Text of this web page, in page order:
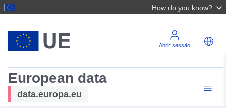
How do you know?
Abrir sessão
European data
data.europa.eu